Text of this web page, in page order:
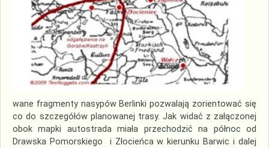
wane fragmenty nasypów Berlinki pozwalają zorientować się
co do szczegółów planowanej trasy. Jak widać z załączonej
obok mapki autostrada miała przechodzić na północ od
Drawska Pomorskiego i Złocieńca w kierunku Barwic i dalej